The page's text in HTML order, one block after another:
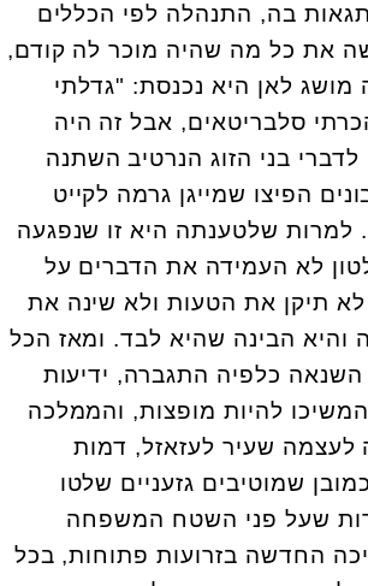
בה, התנהלה לפי הכללים
את כל מה שהיה מוכר לה קודם,
לאן היא נכנסת: "גדלתי
סלבריטאים, אבל זה היה
לדברי בני הזוג הנרטיב השתנה
הפיצו שמייגן גרמה לקייט
למרות שלטענתה היא זו שנפגעה
לא העמידה את הדברים על
לא תיקן את הטעות ולא שינה את
והיא הבינה שהיא לבד. ומאז הכל
כלפיה התגברה, ידיעות
להיות מופצות, והממלכה
לעצמה שעיר לעזאזל, דמות
שמוטיבים גזעניים שלטו
שעל פני השטח המשפחה
החדשה בזרועות פתוחות, בכל